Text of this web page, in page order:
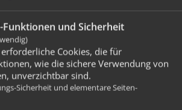
und wertet sie auf. Mit
– durch regelmäßigen Schnitt
und Düngen)- erzeugt er
Flächenwirkung. Das Auge findet
„optische“ Ruhe ein.
Funktionen und Sicherheit
Cookies, die für
wie die sichere Verwendung von
unverzichtbar sind.
Sicherheit und elementare Seiten-